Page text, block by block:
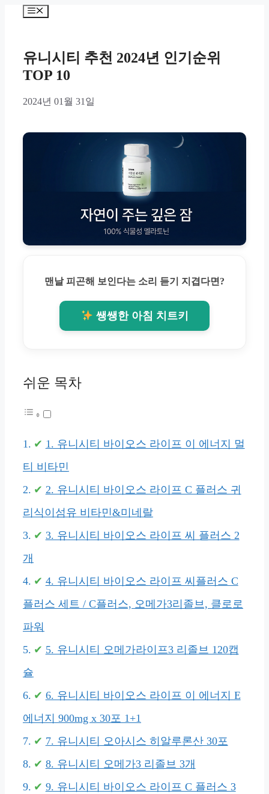
Menu
유니시티 추천 2024년 인기순위
TOP 10
2024년 01월 31일
맨날 피곤해 보인다는 소리 듣기 지겹다면?
쌩쌩한 아침 치트키
쉬운 목차
1. 유니시티 바이오스 라이프 이 에너지 멀
티 비타민
2. 유니시티 바이오스 라이프 C 플러스 귀
리식이섬유 비타민&미네랄
3. 유니시티 바이오스 라이프 씨 플러스 2
개
4. 유니시티 바이오스 라이프 씨플러스 C
플러스 세트 / C플러스, 오메가3리졸브, 클로로
파워
5. 유니시티 오메가라이프3 리졸브 120캡
슐
6. 유니시티 바이오스 라이프 이 에너지 E
에너지 900mg x 30포 1+1
7. 유니시티 오아시스 히알루론산 30포
8. 유니시티 오메가3 리졸브 3개
9. 유니시티 바이오스 라이프 C 플러스 3